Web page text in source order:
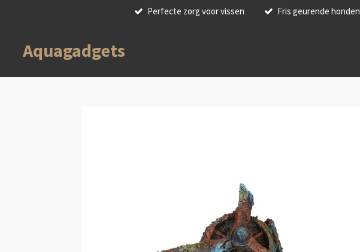
Perfecte zorg voor vissen Fris geurende honden
Aquagadgets